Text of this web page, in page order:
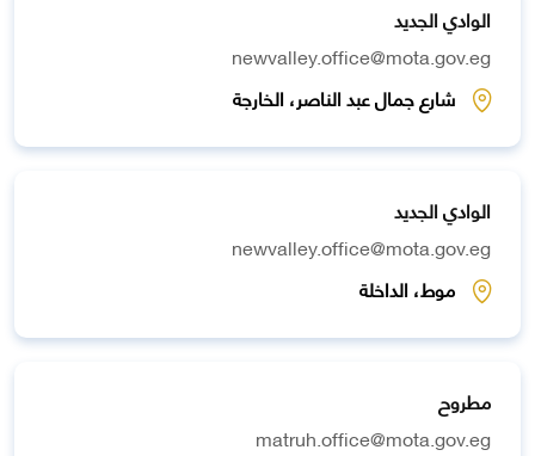
الوادي الجديد
newvalley.office@mota.gov.eg
شارع جمال عبد الناصر، الخارجة
الوادي الجديد
newvalley.office@mota.gov.eg
موط، الداخلة
مطروح
matruh.office@mota.gov.eg